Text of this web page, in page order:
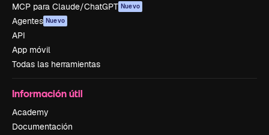
MCP para Claude/ChatGPT Nuevo
Agentes Nuevo
API
App móvil
Todas las herramientas
Información útil
Academy
Documentación